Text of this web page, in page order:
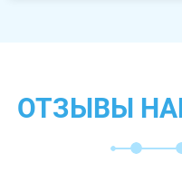
ОТЗЫВЫ